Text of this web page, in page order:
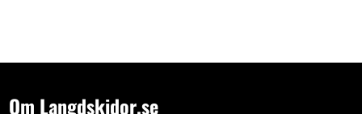
Om Langdskidor.se